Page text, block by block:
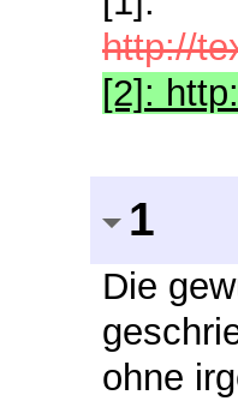
http://
[2]:
1
Die
ohne